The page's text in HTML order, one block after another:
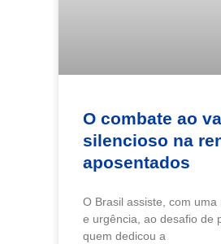
O combate ao
silencioso na
aposentados
O Brasil assiste, com
e urgência, ao desafio de
quem dedicou a